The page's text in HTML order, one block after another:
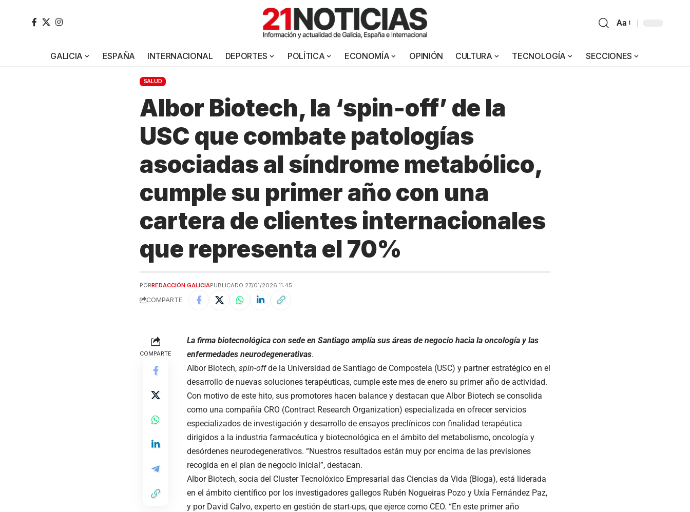
Aa
GALICIA ESPAÑA INTERNACIONAL DEPORTES POLÍTICA ECONOMÍA OPINIÓN CULTURA TECNOLOGÍA SECCIONES
SALUD
Albor Biotech, la ‘spin-off’ de la
USC que combate patologías
asociadas al síndrome metabólico,
cumple su primer año con una
cartera de clientes internacionales
que representa el 70%
PORREDACCIÓN GALICIAPUBLICADO 27/01/2026 11:45
COMPARTE
COMPARTE
La firma biotecnológica con sede en Santiago amplía sus áreas de negocio hacia la oncología y las
enfermedades neurodegenerativas.
Albor Biotech, spin-offde la Universidad de Santiago de Compostela (USC) y partner estratégico en el
desarrollo de nuevas soluciones terapéuticas, cumple este mes de enero su primer año de actividad.
Con motivo de este hito, sus promotores hacen balance y destacan que Albor Biotech se consolida
como una compañía CRO (Contract Research Organization) especializada en ofrecer servicios
especializados de investigación y desarrollo de ensayos preclínicos con finalidad terapéutica
dirigidos a la industria farmacéutica y biotecnológica en el ámbito del metabolismo, oncología y
desórdenes neurodegenerativos. “Nuestros resultados están muy por encima de las previsiones
recogida en el plan de negocio inicial”, destacan.
Albor Biotech, socia del Cluster Tecnolóxico Empresarial das Ciencias da Vida (Bioga), está liderada
en el ámbito científico por los investigadores gallegos Rubén Nogueiras Pozo y Uxía Fernández Paz,
y por David Calvo, experto en gestión de start-ups, que ejerce como CEO. “En este primer año